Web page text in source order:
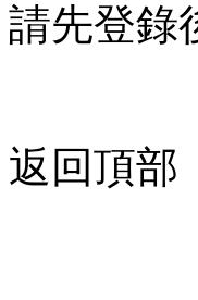
請先登錄
返回頂部